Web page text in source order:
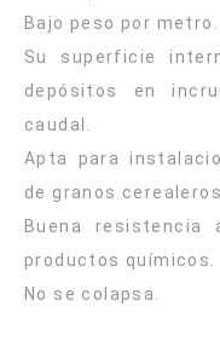
Bajo peso por metro.
Su superficie
depósitos en
caudal.
Apta para
de granos cerealeros.
Buena
productos químicos.